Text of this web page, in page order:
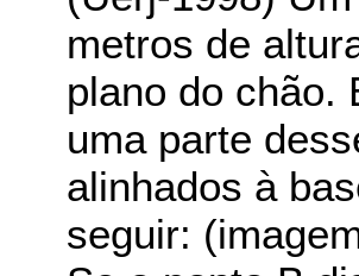
metros de
plano do chão.
uma parte
alinhados à
seguir: